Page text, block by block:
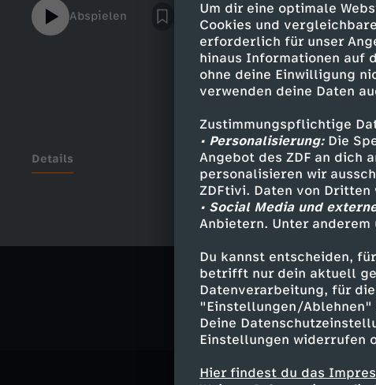
Um dir eine optimale
Cookies und
erforderlich für unser
hinaus Informationen auf
ohne deine Einwilligung
verwenden deine Daten
Zustimmungspflichtige
• Personalisierung:Die
Angebot des ZDF an dich
personalisieren wir
ZDFtivi. Daten von
• Social Media und
Anbietern. Unter anderem
Du kannst entscheiden,
betrifft nur dein aktuell
Datenverarbeitung, für
"Einstellungen/Ablehnen"
Deine
Einstellungen widerrufen
Hier findest du das
Abspielen
Details
Ähnliche
Politik